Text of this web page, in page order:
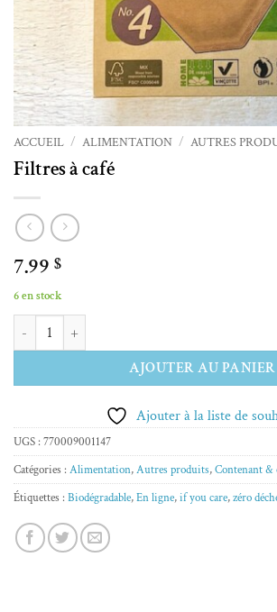
ACCUEIL / ALIMENTATION / AUTRES
Filtres à café
7.99 $
6 en stock
quantité de Filtres à café
AJOUTER AU PANIER
Alternative:
Ajouter à la liste de
UGS : 770009001147
Catégories : Alimentation,Autres produits,Contenant
Étiquettes : Biodégradable,En ligne,if you care,zéro